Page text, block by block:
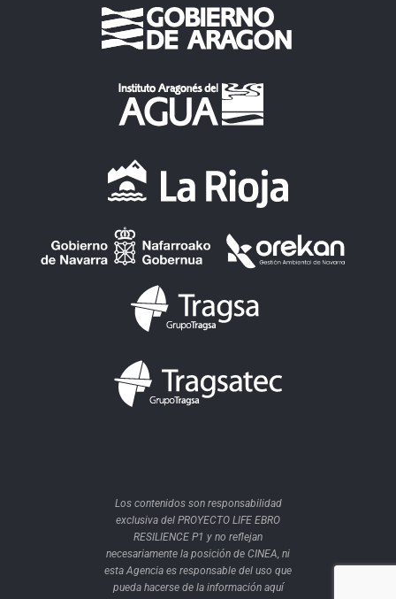
Los contenidos son responsabilidad
exclusiva del PROYECTO LIFE EBRO
RESILIENCE P1 y no reflejan
necesariamente la posición de CINEA, ni
esta Agencia es responsable del uso que
pueda hacerse de la información aquí